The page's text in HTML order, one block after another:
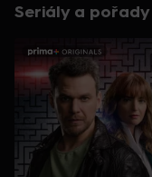
Seriály a